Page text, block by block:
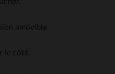
amovible.
le côté.